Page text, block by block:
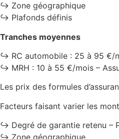
↪️ Zone géographique
↪️ Plafonds définis
Tranches moyennes
↪️ RC automobile : 25 à 95 €/
↪️ MRH : 10 à 55 €/mois –
Les prix des formules
Facteurs faisant varier les
↪️ Degré de garantie retenu –